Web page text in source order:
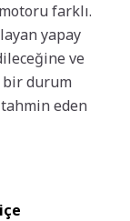
farklı.
yapay
ve
bir durum
eden